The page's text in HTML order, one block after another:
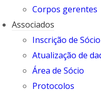
Corpos gerentes
Associados
Inscrição de Sócio
Atualização de
Área de Sócio
Protocolos